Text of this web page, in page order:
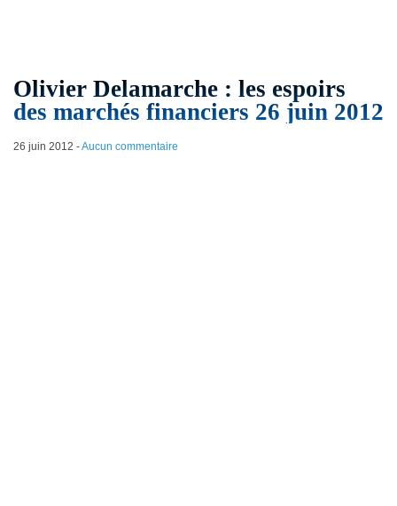
Olivier Delamarche : les espoirs
des marchés financiers 26 juin 2012
26 juin 2012 -Aucun commentaire